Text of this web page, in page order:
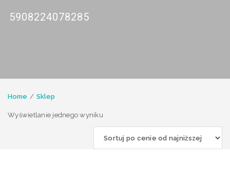
5908224078285
Home Sklep
Wyświetlanie jednego wyniku